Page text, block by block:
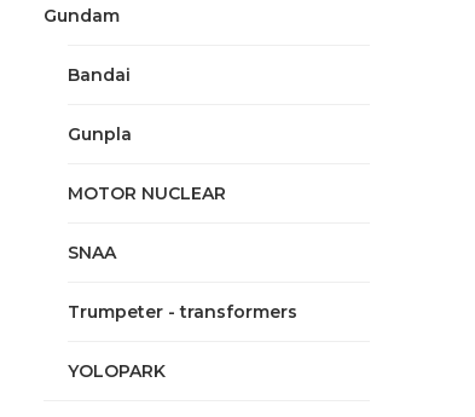
Gundam
Bandai
Gunpla
MOTOR NUCLEAR
SNAA
Trumpeter - transformers
YOLOPARK